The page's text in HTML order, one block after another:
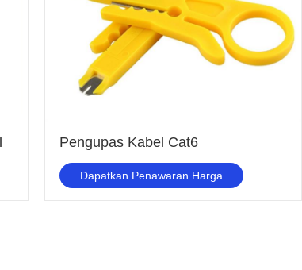
Pengupas Kabel Cat6
Dapatkan Penawaran Harga